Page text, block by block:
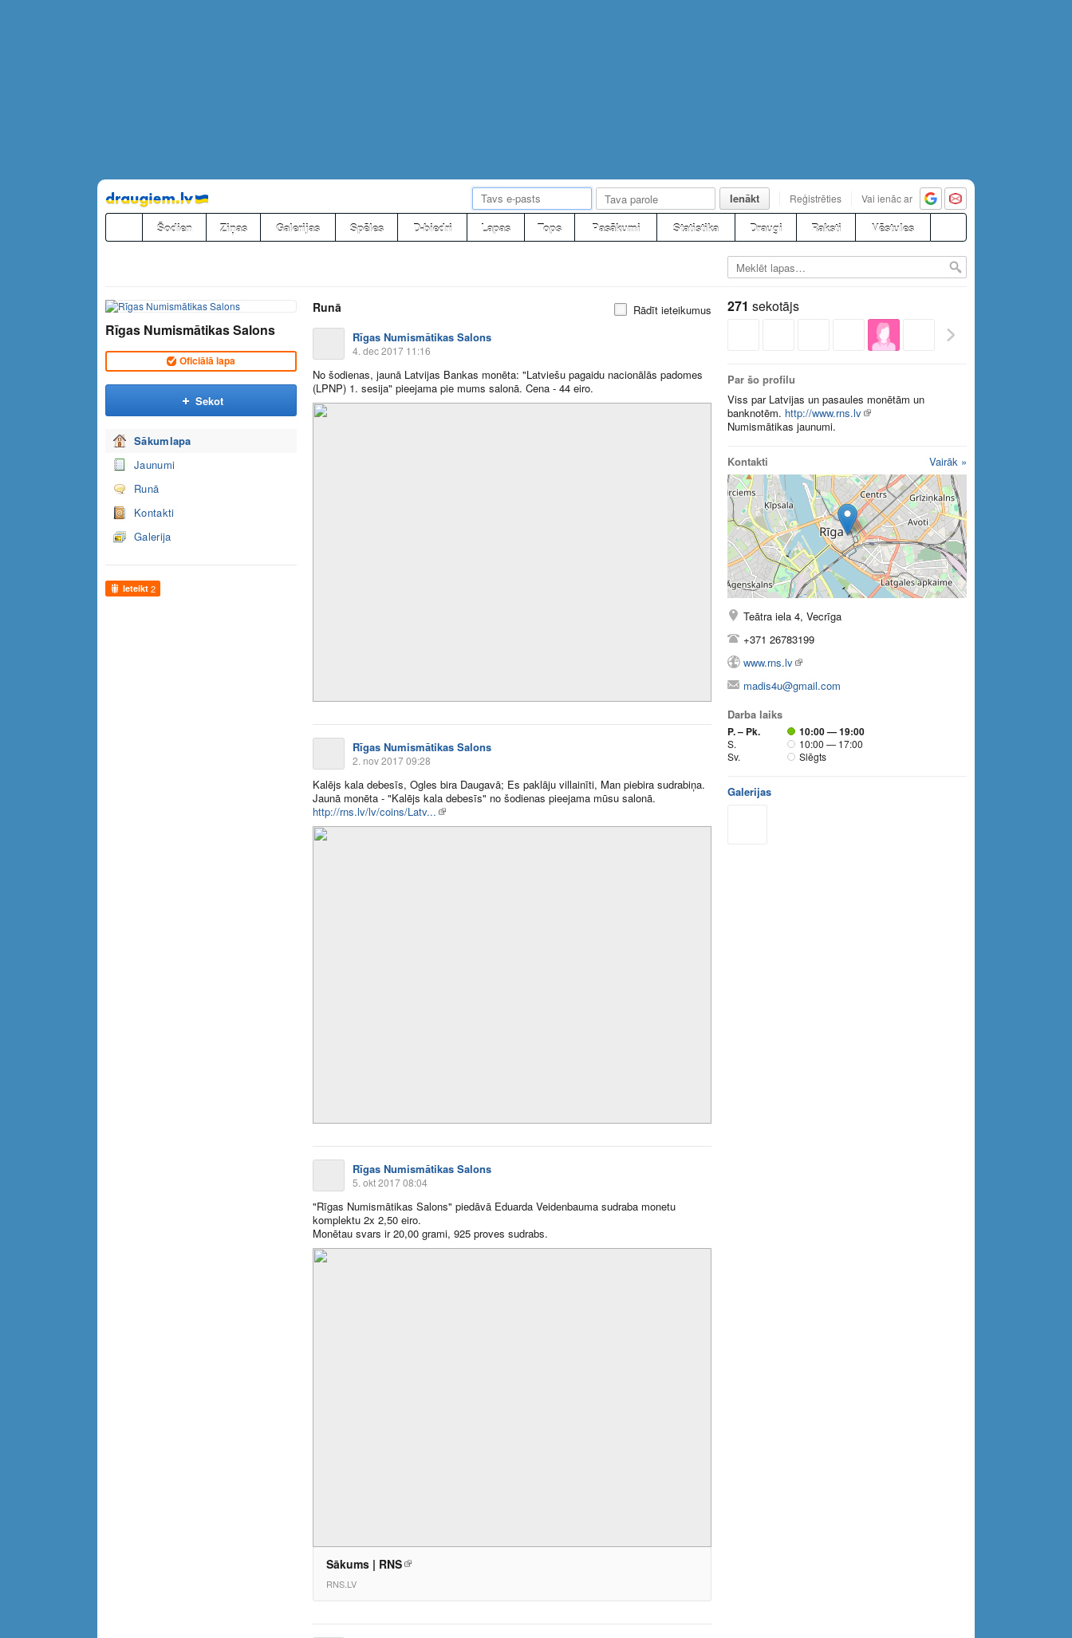
Pāriet
uz
saturu
Ienākt Reģistrēties Vai ienāc ar
Šodien Ziņas Galerijas Spēles D-biedri Lapas Tops Pasākumi Statistika Draugi Raksti Vēstules
Rīgas Numismātikas Salons
Oficiālā lapa
Sekot
Sākumlapa
Jaunumi
Runā
Kontakti
Galerija
Ieteikt 2
Runā
Rādīt ieteikumus
Rīgas Numismātikas Salons
4. dec 2017 11:16
No šodienas, jaunā Latvijas Bankas monēta: "Latviešu pagaidu nacionālās padomes
(LPNP) 1. sesija" pieejama pie mums salonā. Cena - 44 eiro.
Rīgas Numismātikas Salons
2. nov 2017 09:28
Kalējs kala debesīs, Ogles bira Daugavā; Es paklāju villainīti, Man piebira sudrabiņa.
Jaunā monēta - "Kalējs kala debesīs" no šodienas pieejama mūsu salonā.
http://rns.lv/lv/coins/Latv...
Rīgas Numismātikas Salons
5. okt 2017 08:04
"Rīgas Numismātikas Salons" piedāvā Eduarda Veidenbauma sudraba monetu
komplektu 2x 2,50 eiro.
Monētau svars ir 20,00 grami, 925 proves sudrabs.
Sākums | RNS
RNS.LV
271 sekotājs
Par šo profilu
Viss par Latvijas un pasaules monētām un
banknotēm. http://www.rns.lv
Numismātikas jaunumi.
Kontakti Vairāk »
Teātra iela 4, Vecrīga
+371 26783199
www.rns.lv
madis4u@gmail.com
Darba laiks
P. – Pk. 10:00 — 19:00
S.
10:00 — 17:00
Sv.
Slēgts
Galerijas